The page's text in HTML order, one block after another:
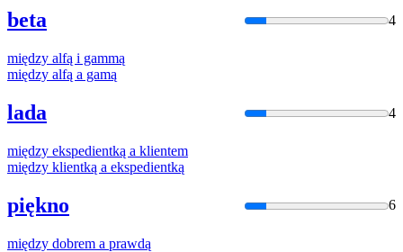
beta 4
między alfą i gammą
między alfą a gamą
lada 4
między ekspedientką a klientem
między klientką a ekspedientką
piękno 6
między dobrem a prawdą